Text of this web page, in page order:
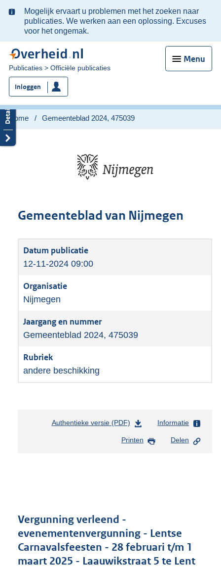
Ter
informatie:
Mogelijk ervaart u problemen met het zoeken naar
publicaties. We werken aan een oplossing. Excuses
voor het ongemak.
Menu
U
bent
nu
hier:
Publicaties Officiële publicaties
Inloggen
Home Gemeenteblad 2024, 475039
Gemeenteblad van Nijmegen
12-11-2024 09:00
Nijmegen
Gemeenteblad 2024, 475039
andere beschikking
Authentieke versie (PDF)
s
o
t
t
Informatie
Printen Delen
Vergunning verleend -
evenementenvergunning - Lentse
Carnavalsfeesten - 28 februari t/m 1
maart 2025 - Laauwikstraat 5 te Lent